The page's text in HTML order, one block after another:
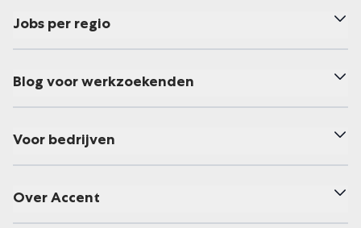
Jobs per regio
Blog voor werkzoekenden
Voor bedrijven
Over Accent